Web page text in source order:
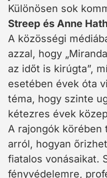
Különösen sok
Streep és Anne
A közösségi
azzal, hogy
az időt is kirúgta”,
esetében évek óta
téma, hogy szinte
kétezres évek
A rajongók körében
arról, hogyan
fiatalos vonásaikat.
fényvédelemre,